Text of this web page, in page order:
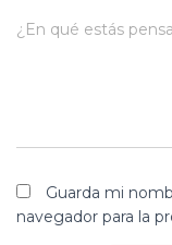
¿En qué estás
Guarda mi
navegador para la